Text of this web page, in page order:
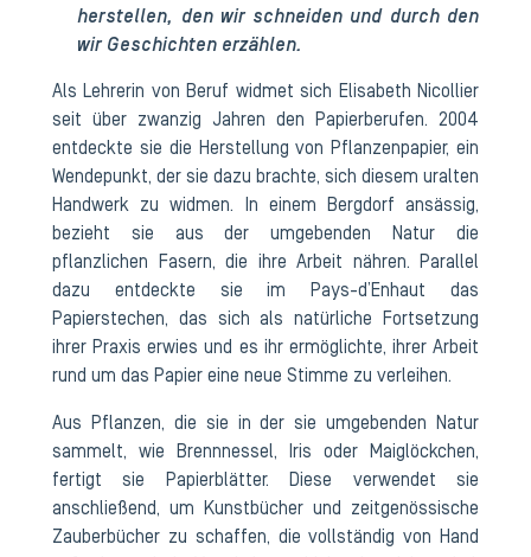
herstellen, den wir schneiden und durch den
wir Geschichten erzählen.
Als Lehrerin von Beruf widmet sich Elisabeth Nicollier
seit über zwanzig Jahren den Papierberufen. 2004
entdeckte sie die Herstellung von Pflanzenpapier, ein
Wendepunkt, der sie dazu brachte, sich diesem uralten
Handwerk zu widmen. In einem Bergdorf ansässig,
bezieht sie aus der umgebenden Natur die
pflanzlichen Fasern, die ihre Arbeit nähren. Parallel
dazu entdeckte sie im Pays-d’Enhaut das
Papierstechen, das sich als natürliche Fortsetzung
ihrer Praxis erwies und es ihr ermöglichte, ihrer Arbeit
rund um das Papier eine neue Stimme zu verleihen.
Aus Pflanzen, die sie in der sie umgebenden Natur
sammelt, wie Brennnessel, Iris oder Maiglöckchen,
fertigt sie Papierblätter. Diese verwendet sie
anschließend, um Kunstbücher und zeitgenössische
Zauberbücher zu schaffen, die vollständig von Hand